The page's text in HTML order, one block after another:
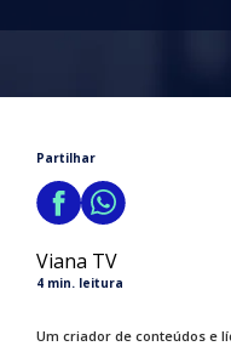
Partilhar
Viana TV
4 min. leitura
Um criador de conteúdos e